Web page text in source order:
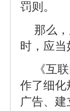
罚则。
那么
时，应当
《互
作了细化
广告、